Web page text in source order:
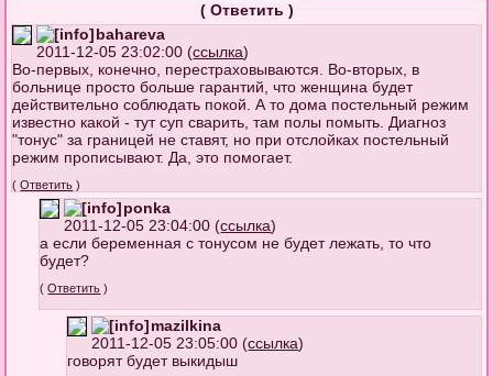
( Ответить )
bahareva
2011-12-05 23:02:00 (ссылка)
Во-первых, конечно, перестраховываются. Во-вторых, в
больнице просто больше гарантий, что женщина будет
действительно соблюдать покой. А то дома постельный режим
известно какой - тут суп сварить, там полы помыть. Диагноз
"тонус" за границей не ставят, но при отслойках постельный
режим прописывают. Да, это помогает.
(Ответить )
ponka
2011-12-05 23:04:00 (ссылка)
а если беременная с тонусом не будет лежать, то что
будет?
(Ответить )
mazilkina
2011-12-05 23:05:00 (ссылка)
говорят будет выкидыш